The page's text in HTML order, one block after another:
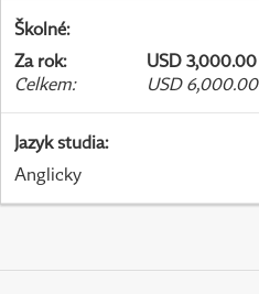
Školné:
Za rok:
USD 3,000.00
Celkem: USD 6,000.00
Jazyk studia:
Anglicky